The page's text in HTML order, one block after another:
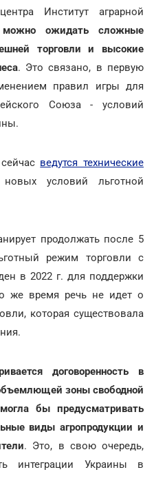
Институт аграрной
ожидать сложные
торговли и высокие
. Это связано, в первую
правил игры для
Союза - условий
ведутся технические
новых условий льготной
продолжать после 5
режим торговли с
в 2022 г. для поддержки
же время речь не идет о
которая существовала
договоренность в
зоны свободной
бы предусматривать
виды агропродукции и
. Это, в свою очередь,
интеграции Украины в